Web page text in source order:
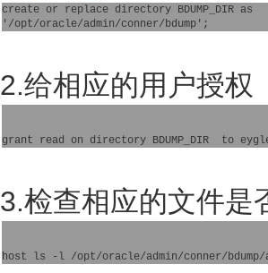
create or replace directory BDUMP_DIR as
2.给相应的用户授权
3.检查相应的文件是